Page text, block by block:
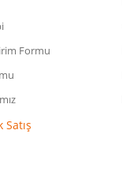
Formu